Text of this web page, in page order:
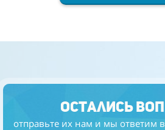
Остались
отправьте их нам и мы ответим в